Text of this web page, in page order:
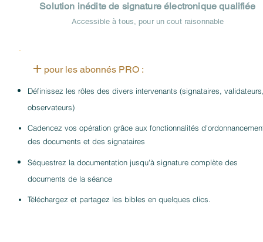
Solution inédite de signature électronique qualifiée
Accessible à tous, pour un cout raisonnable
+pour les abonnés PRO :
Définissez les rôles des divers intervenants (signataires,
observateurs)
Cadencez vos opération grâce aux fonctionnalités
des documents et des signataires
Séquestrez la documentation jusqu'à signature complète des
documents de la séance
Téléchargez et partagez les bibles en quelques clics.